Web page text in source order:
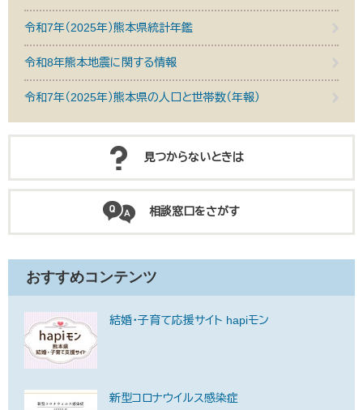
令和7年（2025年）熊本県統計年鑑
令和8年熊本地震に関する情報
令和7年（2025年）熊本県の人口と世帯数（年報）
見つからないときは
相談窓口をさがす
おすすめコンテンツ
結婚・子育て応援サイト hapiモン
新型コロナウイルス感染症